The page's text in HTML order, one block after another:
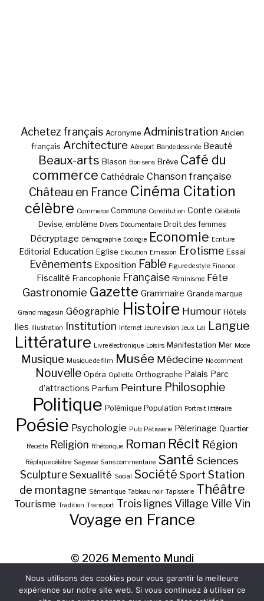
Achetez français Acronyme Administration Ancien
français Architecture Aéroport Bande dessinée Beauté
Beaux-arts Blason Bon sens Brève Café du
commerce Cathédrale Chanson française
Château en France Cinéma Citation
célèbre Commerce Commune Constitution Conte Célébrité
Devise, emblème Divers Documentaire Droit des femmes
Décryptage Démographie Ecologie Economie Ecriture
Editorial Education Eglise Elocution Emission Erotisme Essai
Evènements Exposition Fable Figure de style Finance
Fiscalité Francophonie Française Féminisme Fête
Gastronomie Gazette Grammaire Grande marque
Grand magasin Géographie Histoire Humour Hôtels
Iles Illustration Institution Internet Jeune vision Jeux Lai Langue
Littérature Livre électronique Loisirs Manifestation Mer Mode
Musique Musique de film Musée Médecine No comment
Nouvelle Opéra Opérette Orthographe Palais Parc
d'attractions Parfum Peinture Philosophie
Politique Polémique Population Portrait littéraire
Poésie Psychologie Pub Pâtisserie Pélerinage Quartier
Recette Religion Rhétorique Roman Récit Région
Réplique célèbre Sagesse Sans commentaire Santé Sciences
Sculpture Sexualité Social Société Sport Station
de montagne Sémantique Tableau noir Tapisserie Théâtre
Tourisme Tradition Transport Trois lignes Village Ville Vin
Voyage en France
© 2026 Memento Mundi
Nous utilisons des cookies pour vous garantir la meilleure
expérience sur notre site web. Si vous continuez à utiliser ce